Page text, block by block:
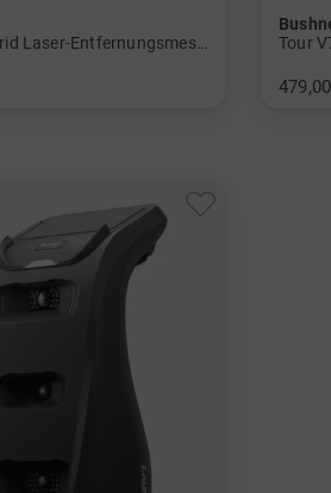
Tour Hybrid Laser-Entfernungsmesser